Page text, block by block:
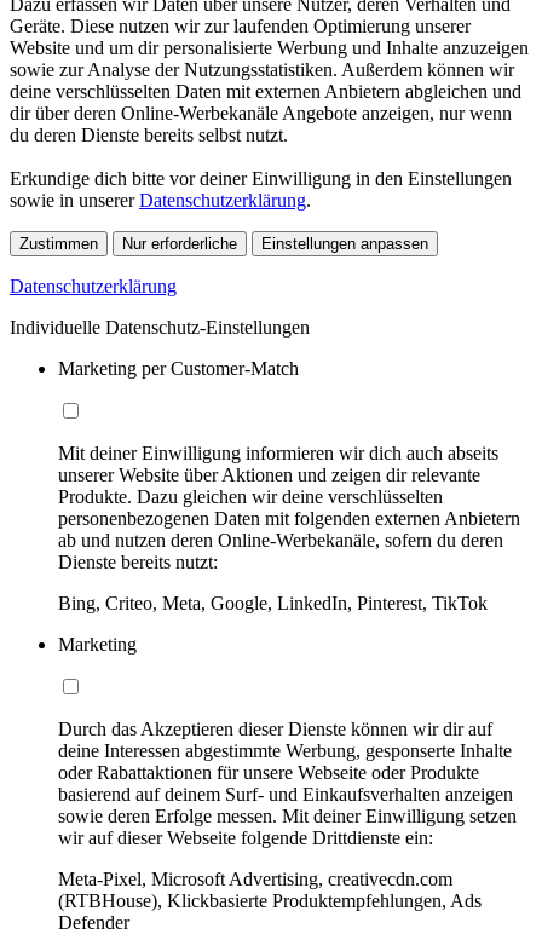
Geräte. Diese nutzen wir zur laufenden Optimierung unserer
Website und um dir personalisierte Werbung und Inhalte anzuzeigen
sowie zur Analyse der Nutzungsstatistiken. Außerdem können wir
deine verschlüsselten Daten mit externen Anbietern abgleichen und
dir über deren Online-Werbekanäle Angebote anzeigen, nur wenn
du deren Dienste bereits selbst nutzt.
Erkundige dich bitte vor deiner Einwilligung in den Einstellungen
sowie in unsererDatenschutzerklärung.
Zustimmen Nur erforderliche Einstellungen anpassen
Datenschutzerklärung
Individuelle Datenschutz-Einstellungen
Marketing per Customer-Match
Mit deiner Einwilligung informieren wir dich auch abseits
unserer Website über Aktionen und zeigen dir relevante
Produkte. Dazu gleichen wir deine verschlüsselten
personenbezogenen Daten mit folgenden externen Anbietern
ab und nutzen deren Online-Werbekanäle, sofern du deren
Dienste bereits nutzt:
Bing, Criteo, Meta, Google, LinkedIn, Pinterest, TikTok
Marketing
Durch das Akzeptieren dieser Dienste können wir dir auf
deine Interessen abgestimmte Werbung, gesponserte Inhalte
oder Rabattaktionen für unsere Webseite oder Produkte
basierend auf deinem Surf- und Einkaufsverhalten anzeigen
sowie deren Erfolge messen. Mit deiner Einwilligung setzen
wir auf dieser Webseite folgende Drittdienste ein:
Meta-Pixel, Microsoft Advertising, creativecdn.com
(RTBHouse), Klickbasierte Produktempfehlungen, Ads
Defender